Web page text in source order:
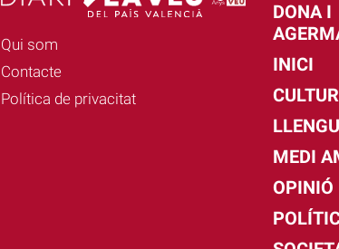
Qui som
Contacte
Política de privacitat
DONA I
INICI
MEDI
OPINIÓ